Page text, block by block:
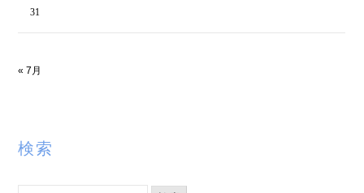
31
« 7月
検索
検